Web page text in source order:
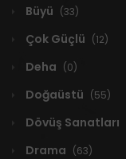
Büyü (33)
Çok Güçlü (12)
Deha (0)
Doğaüstü (55)
Dövüş Sanatları
Drama (63)